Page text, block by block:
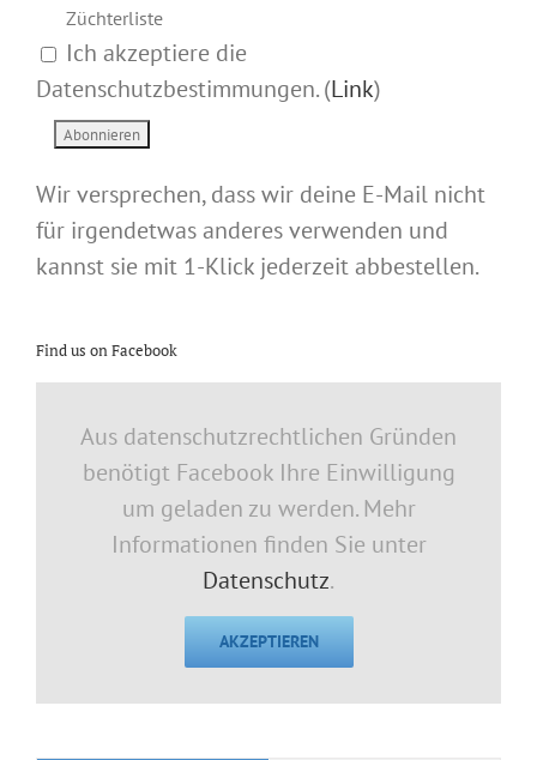
Züchterliste
Ich akzeptiere die
Datenschutzbestimmungen. (Link)
Wir versprechen, dass wir deine E-Mail nicht
für irgendetwas anderes verwenden und
kannst sie mit 1-Klick jederzeit abbestellen.
Find us on Facebook
Aus datenschutzrechtlichen Gründen
benötigt Facebook Ihre Einwilligung
um geladen zu werden. Mehr
Informationen finden Sie unter
Datenschutz.
AKZEPTIEREN